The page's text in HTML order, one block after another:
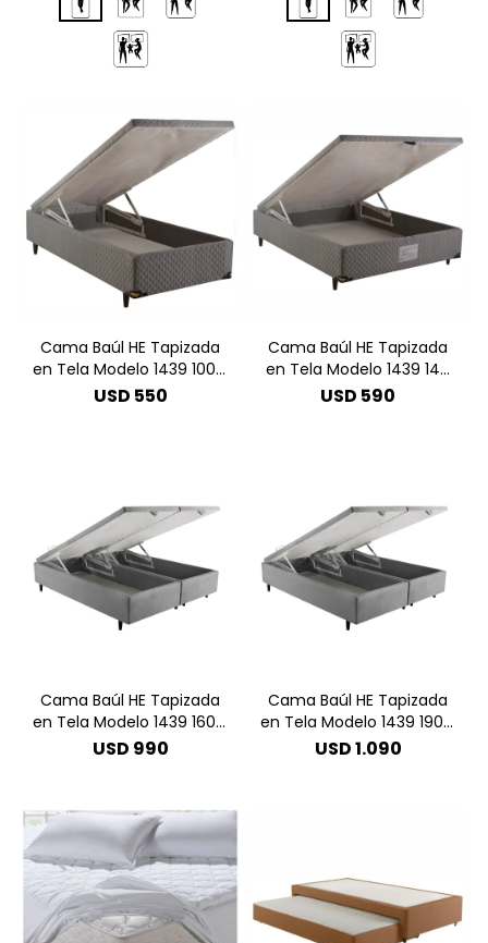
Cama Baúl HE Tapizada
en Tela Modelo 1439 100 x
200 - Gris
USD 550
Cama Baúl HE Tapizada
en Tela Modelo 1439 140
x 190 - Gris
USD 590
Cama Baúl HE Tapizada
en Tela Modelo 1439 160 x
200 - Gris
USD 990
Cama Baúl HE Tapizada
en Tela Modelo 1439 190 x
200 - Gris
USD1.090